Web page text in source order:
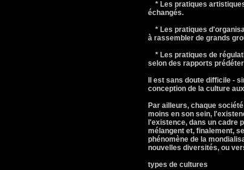
* Les pratiques
échangés.
* Les pratiques
à rassembler de grands
* Les pratiques de
selon des rapports
Il est sans doute difficile -
conception de la culture
Par ailleurs, chaque
moins en son sein,
l'existence, dans un cadre
mélangent et, finalement,
phénomène de la
nouvelles diversités, ou
types de cultures